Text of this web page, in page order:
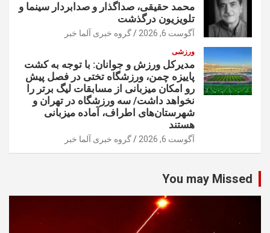
محمد حقیقی، صداگذار و صدابردار سینما و
تلویزیون درگذشت
آگوست 6, 2026 گروه خبری آلما خبر
ورزشی
مدیرکل ورزش و جوانان: با توجه به کشت
پاییزه چمن، ورزشگاه تختی در فصل پیش
رو امکان میزبانی از مسابقات لیگ برتر را
نخواهد داشت/ سه ورزشگاه در تهران و
شهرستان‌های اطراف، آماده میزبانی
هستند
آگوست 6, 2026 گروه خبری آلما خبر
You may Missed